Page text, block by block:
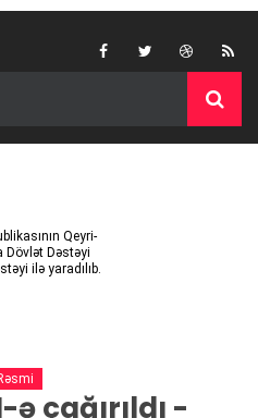
Qeyri-
Dövlət Dəstəyi
ilə yaradılıb.
çağırıldı -